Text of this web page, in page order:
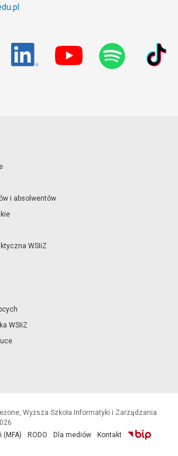
i absolwentów
WSIiZ
WSIiZ
Wyższa Szkoła Informatyki i Zarządzania
RODO Dla mediów Kontakt